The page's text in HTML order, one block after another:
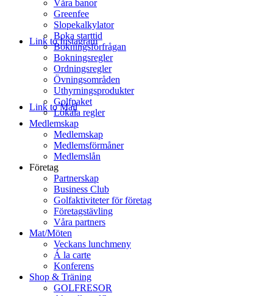
Link to Instagram
Link to Mail
Våra banor
Greenfee
Slopekalkylator
Boka starttid
Bokningsförfrågan
Bokningsregler
Ordningsregler
Övningsområden
Uthyrningsprodukter
Golfpaket
Lokala regler
Medlemskap
Medlemskap
Medlemsförmåner
Medlemslån
Företag
Partnerskap
Business Club
Golfaktiviteter för företag
Företagstävling
Våra partners
Mat/Möten
Veckans lunchmeny
Á la carte
Konferens
Shop & Träning
GOLFRESOR